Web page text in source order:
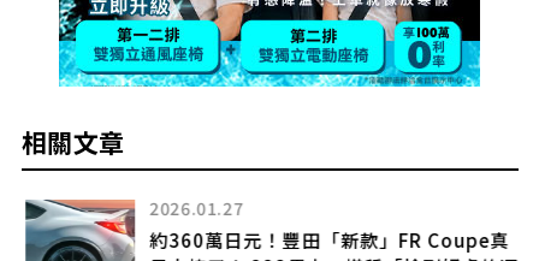
相關文章
2026.01.27
約360萬日元！豐田「新款」FR Coupe真